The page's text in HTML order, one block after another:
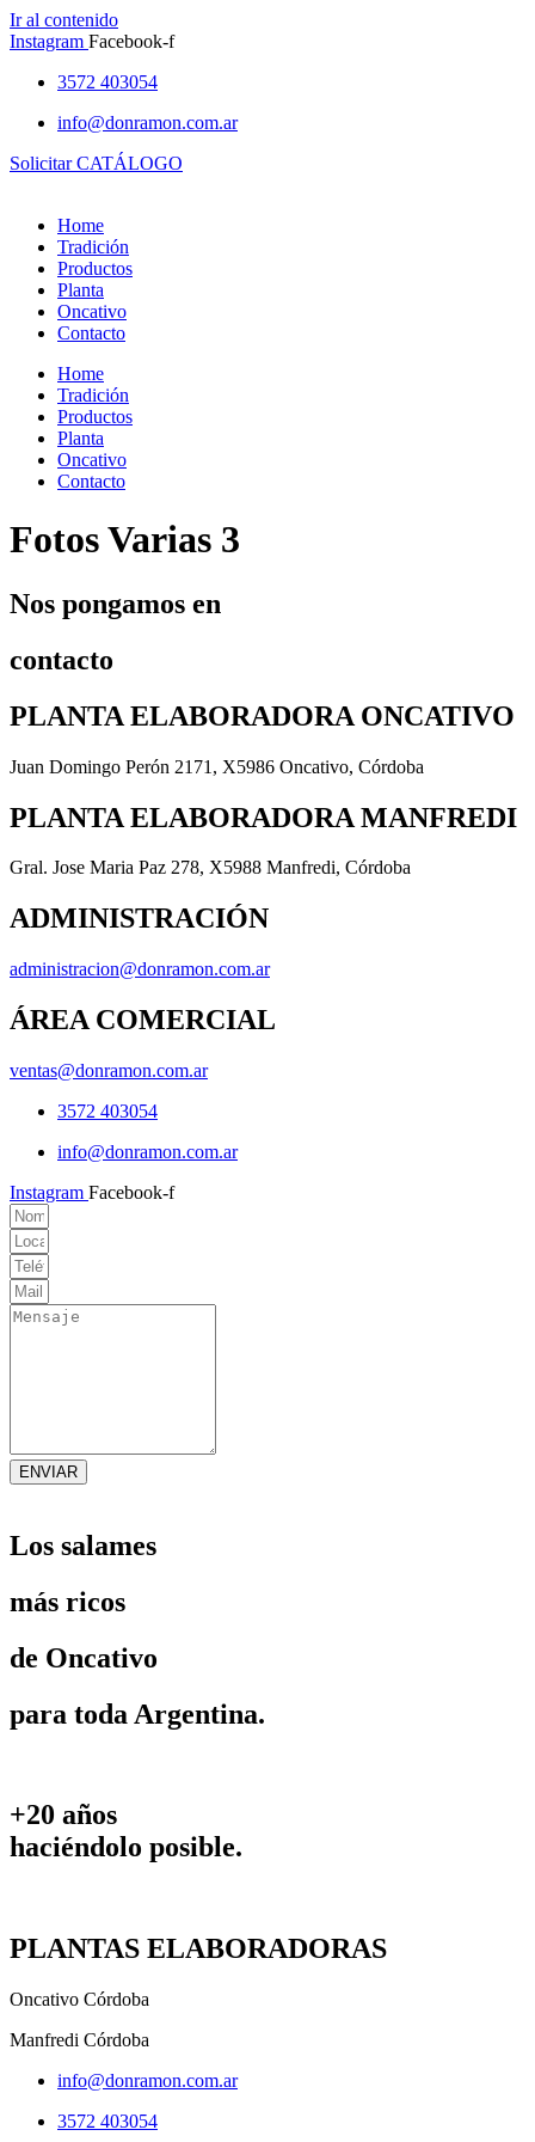
Ir al contenido
Instagram Facebook-f
3572 403054
info@donramon.com.ar
Solicitar CATÁLOGO
Home
Tradición
Productos
Planta
Oncativo
Contacto
Home
Tradición
Productos
Planta
Oncativo
Contacto
Fotos Varias 3
Nos pongamos en
contacto
PLANTA ELABORADORA ONCATIVO
Juan Domingo Perón 2171, X5986 Oncativo, Córdoba
PLANTA ELABORADORA MANFREDI
Gral. Jose Maria Paz 278, X5988 Manfredi, Córdoba
ADMINISTRACIÓN
administracion@donramon.com.ar
ÁREA COMERCIAL
ventas@donramon.com.ar
3572 403054
info@donramon.com.ar
Instagram Facebook-f
ENVIAR
Los salames
más ricos
de Oncativo
para toda Argentina.
+20 años
haciéndolo posible.
PLANTAS ELABORADORAS
Oncativo Córdoba
Manfredi Córdoba
info@donramon.com.ar
3572 403054